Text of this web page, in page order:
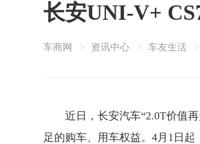
长安UNI-V+
车商网 资讯中心 车友生活
近日，长安汽车“2.0T价值
足的购车、用车权益。4月1日起